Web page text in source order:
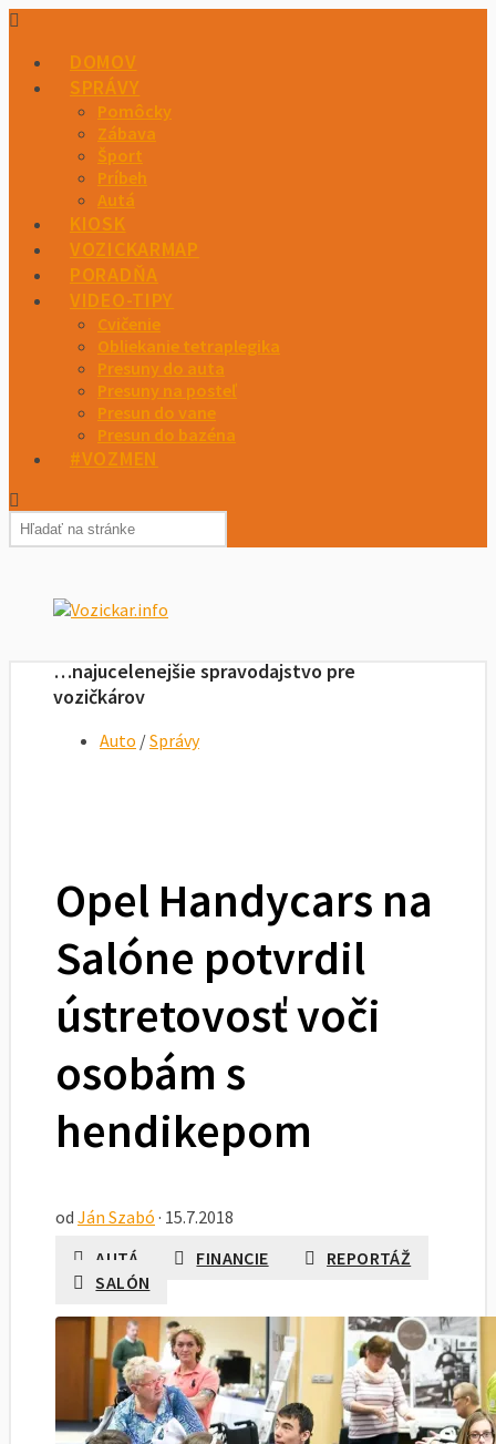
DOMOV
SPRÁVY
Pomôcky
Zábava
Šport
Príbeh
Autá
KIOSK
VOZICKARMAP
PORADŇA
VIDEO-TIPY
Cvičenie
Obliekanie tetraplegika
Presuny do auta
Presuny na posteľ
Presun do vane
Presun do bazéna
#VOZMEN
…najucelenejšie spravodajstvo pre
vozičkárov
Auto /Správy
Opel Handycars na
Salóne potvrdil
ústretovosť voči
osobám s
hendikepom
od Ján Szabó · 15.7.2018
AUTÁ
FINANCIE
REPORTÁŽ
SALÓN